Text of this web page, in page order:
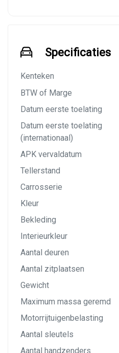
Specificaties
Kenteken
BTW of Marge
Datum eerste toelating
Datum eerste toelating
(internationaal)
APK vervaldatum
Tellerstand
Carrosserie
Kleur
Bekleding
Interieurkleur
Aantal deuren
Aantal zitplaatsen
Gewicht
Maximum massa geremd
Motorrijtuigenbelasting
Aantal sleutels
Aantal handzenders